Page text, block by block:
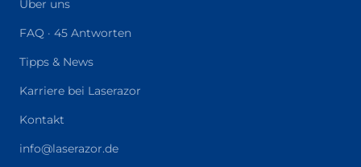
Über uns
FAQ · 45 Antworten
Tipps & News
Karriere bei Laserazor
Kontakt
info@laserazor.de